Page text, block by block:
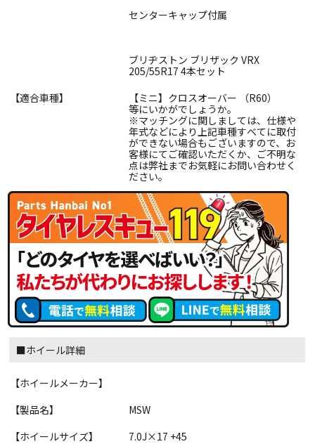
センターキャップ付属
ブリヂストン ブリザック VRX
205/55R17 4本セット
【適合車種】
【ミニ】クロスオーバー （R60）
等にいかがでしょうか。
※マッチングに関しましては、仕様や
年式などにより上記車種すべてに取付
ができない場合もございますので、お
客様にてご確認いただくか、ご不明な
点は弊社までお気軽にお問い合わせく
ださい。
■ホイール詳細
【ホイールメーカー】
【製品名】
MSW
【ホイールサイズ】
7.0J×17 +45